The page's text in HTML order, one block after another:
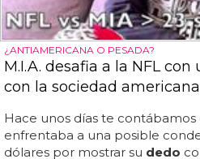
¿ANTIAMERICANA O PESADA?
M.I.A. desafia a la NFL
con la sociedad americana
Hace unos días te contábamos
enfrentaba a una posible
dólares por mostrar su dedo